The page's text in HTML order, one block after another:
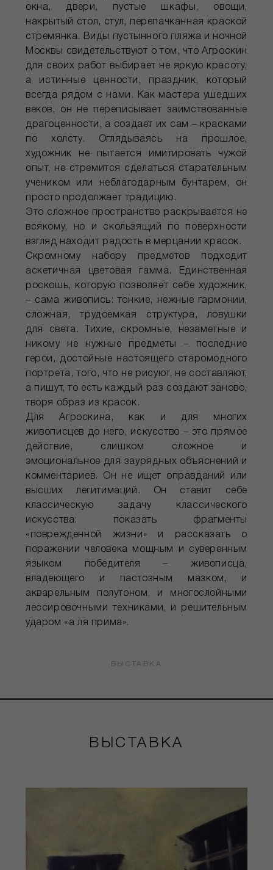
окна, двери, пустые шкафы, овощи,
накрытый стол, стул, перепачканная краской
стремянка. Виды пустынного пляжа и ночной
Москвы свидетельствуют о том, что Агроскин
для своих работ выбирает не яркую красоту,
а истинные ценности, праздник, который
всегда рядом с нами. Как мастера ушедших
веков, он не переписывает заимствованные
драгоценности, а создает их сам – красками
по холсту. Оглядываясь на прошлое,
художник не пытается имитировать чужой
опыт, не стремится сделаться старательным
учеником или неблагодарным бунтарем, он
просто продолжает традицию.
Это сложное пространство раскрывается не
всякому, но и скользящий по поверхности
взгляд находит радость в мерцании красок.
Скромному набору предметов подходит
аскетичная цветовая гамма. Единственная
роскошь, которую позволяет себе художник,
– сама живопись: тонкие, нежные гармонии,
сложная, трудоемкая структура, ловушки
для света. Тихие, скромные, незаметные и
никому не нужные предметы – последние
герои, достойные настоящего старомодного
портрета, того, что не рисуют, не составляют,
а пишут, то есть каждый раз создают заново,
творя образ из красок.
Для Агроскина, как и для многих
живописцев до него, искусство – это прямое
действие, слишком сложное и
эмоциональное для заурядных объяснений и
комментариев. Он не ищет оправданий или
высших легитимаций. Он ставит себе
классическую задачу классического
искусства: показать фрагменты
«поврежденной жизни» и рассказать о
поражении человека мощным и суверенным
языком победителя – живописца,
владеющего и пастозным мазком, и
акварельным полутоном, и многослойными
лессировочными техниками, и решительным
ударом «а ля прима».
ВЫСТАВКА
ВЫСТАВКА